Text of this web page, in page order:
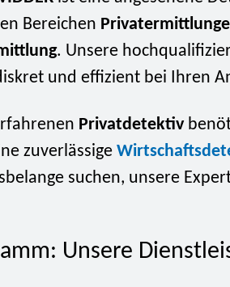
Bereichen
. Unsere
und effizient bei Ihren
Privatdetektiv
zuverlässige
suchen, unsere
Unsere